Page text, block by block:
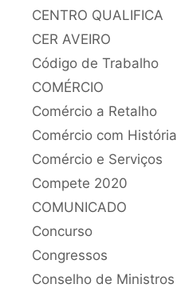
CENTRO QUALIFICA
CER AVEIRO
Código de Trabalho
COMÉRCIO
Comércio a Retalho
Comércio com História
Comércio e Serviços
Compete 2020
COMUNICADO
Concurso
Congressos
Conselho de Ministros